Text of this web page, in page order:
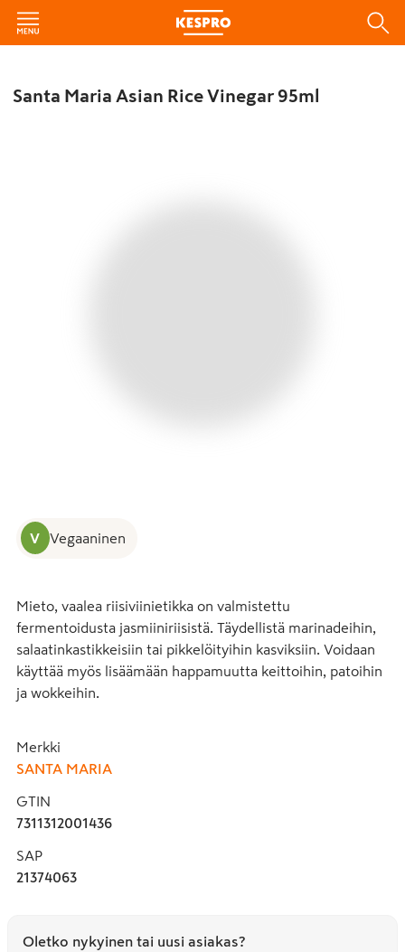
Santa Maria Asian Rice Vinegar 95ml
V Vegaaninen
Mieto, vaalea riisiviinietikka on valmistettu
fermentoidusta jasmiiniriisistä. Täydellistä marinadeihin,
salaatinkastikkeisiin tai pikkelöityihin kasviksiin. Voidaan
käyttää myös lisäämään happamuutta keittoihin, patoihin
ja wokkeihin.
Merkki
SANTA MARIA
GTIN
7311312001436
SAP
21374063
Oletko nykyinen tai uusi asiakas?